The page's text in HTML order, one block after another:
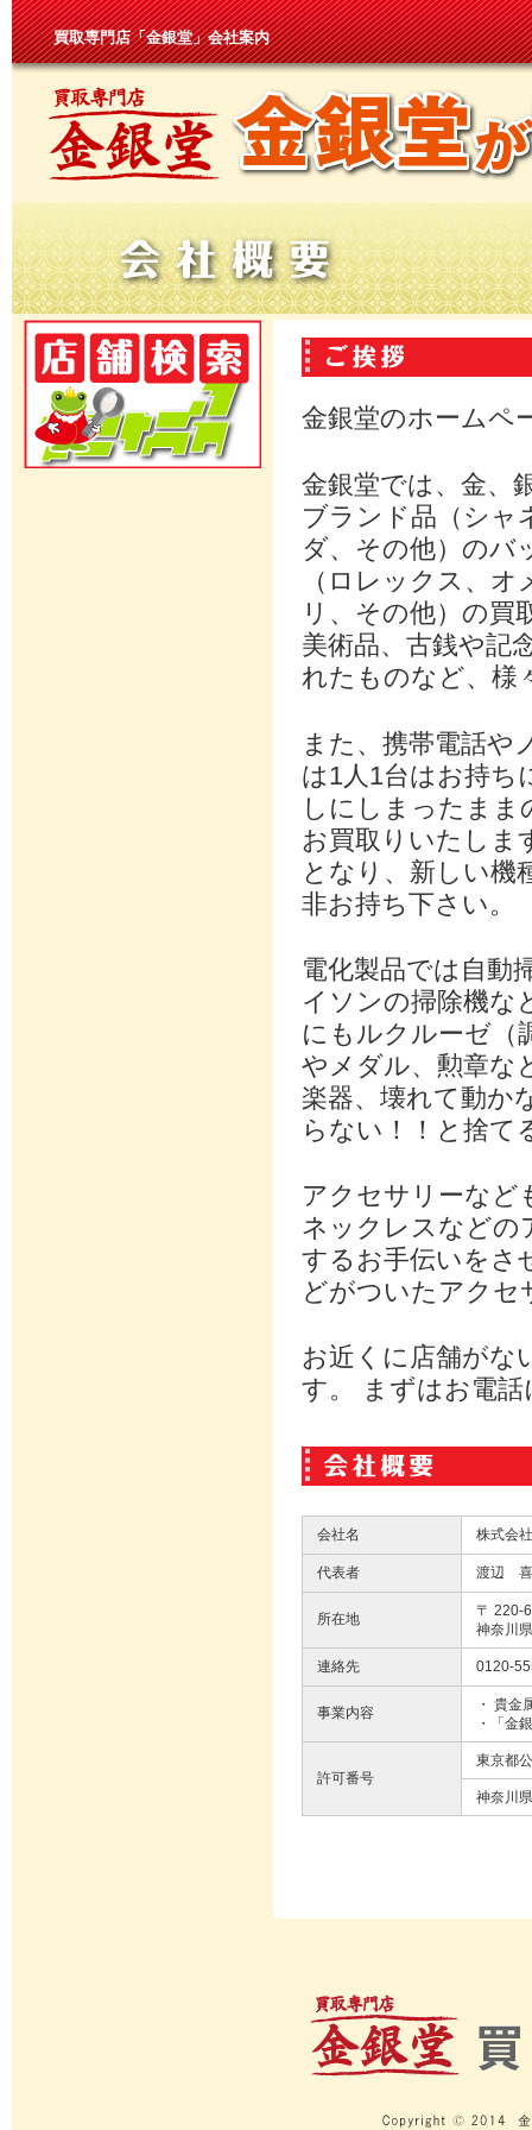
買取専門店「金銀堂」会社案内
金銀堂のホームペ
金銀堂では、金、
ブランド品（シャ
ダ、その他）のバ
（ロレックス、
リ、その他）の買
美術品、古銭や記
れたものなど、様
また、携帯電話や
は1人1台はお持ち
しにしまったまま
お買取りいたしま
となり、新しい機
非お持ち下さい。
電化製品では自動
イソンの掃除機な
にもルクルーゼ（
やメダル、勲章な
楽器、壊れて動か
らない！！と捨て
アクセサリーなど
ネックレスなどの
するお手伝いをさ
どがついたアクセ
お近くに店舗がな
す。 まずはお電
会社名 株式会
代表者 渡辺
所在地
〒 220-
神奈川
連絡先 0120-
事業内容
・ 貴金
・「金
許可番号
東京都
神奈川